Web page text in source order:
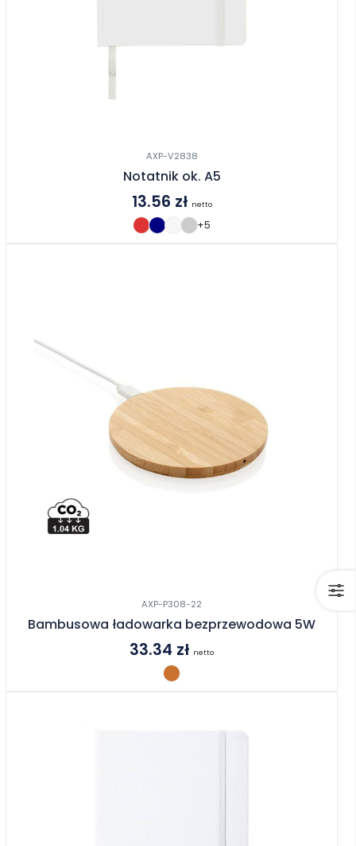
AXP-V2838
Notatnik ok. A5
13.56 zł netto
+5
AXP-P308-22
Bambusowa ładowarka bezprzewodowa 5W
33.34 zł netto